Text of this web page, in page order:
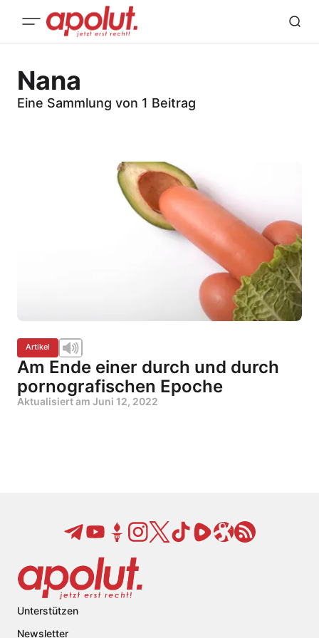
Nana
Eine Sammlung von 1 Beitrag
Artikel
Am Ende einer durch und durch
pornografischen Epoche
Aktualisiert am Juni 12, 2022
Unterstützen
Newsletter